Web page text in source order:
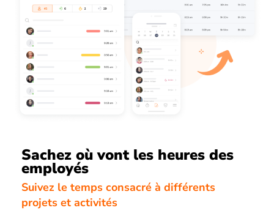
Sachez où vont les heures des
employés
Suivez le temps consacré à différents
projets et activités